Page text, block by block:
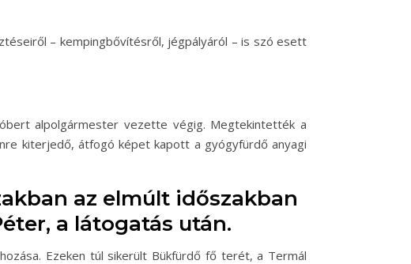
– kempingbővítésről, jégpályáról – is szó esett
alpolgármester vezette végig. Megtekintették a
kiterjedő, átfogó képet kapott a gyógyfürdő anyagi
az elmúlt időszakban
a látogatás után.
Ezeken túl sikerült Bükfürdő fő terét, a Termál